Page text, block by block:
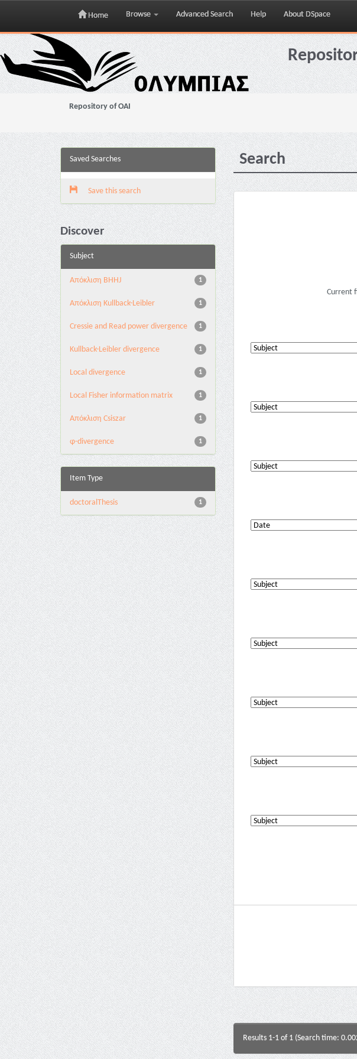
Skip
navigation
Home Browse Advanced Search Help About DSpace
Repository of OAI
Saved Searches
Save this search
Discover
Subject
1
Aπόκλιση BHHJ
1
Aπόκλιση Kullback-Leibler
1
Cressie and Read power divergence
1
Kullback-Leibler divergence
1
Local divergence
1
Local Fisher information matrix
1
Απόκλιση Csiszar
1
φ-divergence
Item Type
1
doctoralThesis
Search
Current
Results 1-1 of 1 (Search time: